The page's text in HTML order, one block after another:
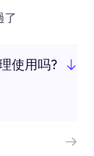
了
使用吗?